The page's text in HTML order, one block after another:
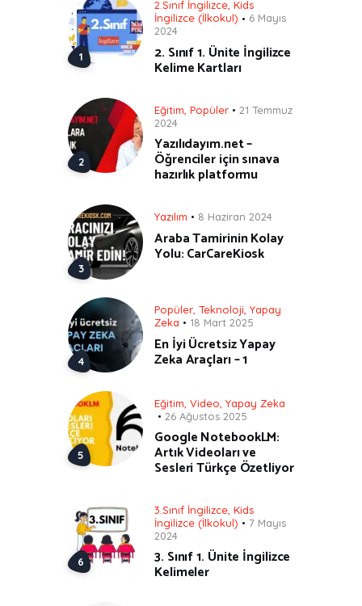
2.Sınıf İngilizce, Kids
İngilizce (İlkokul)
6 Mayıs
2024
2. Sınıf 1. Ünite İngilizce
Kelime Kartları
Eğitim Popüler
21 Temmuz
2024
Yazılıdayım.net –
Öğrenciler için sınava
hazırlık platformu
Yazılım 8 Haziran 2024
Araba Tamirinin Kolay
Yolu: CarCareKiosk
Popüler Teknoloji Yapay
Zeka
18 Mart 2025
En İyi Ücretsiz Yapay
Zeka Araçları – 1
Eğitim Video Yapay Zeka
26 Ağustos 2025
Google NotebookLM:
Artık Videoları ve
Sesleri Türkçe Özetliyor
3.Sınıf İngilizce Kids
İngilizce (İlkokul)
7 Mayıs
2024
3. Sınıf 1. Ünite İngilizce
Kelimeler